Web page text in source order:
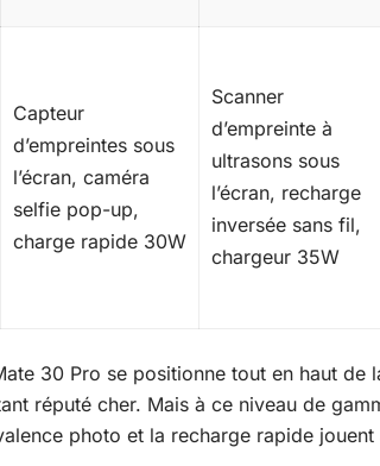
Capteur
d’empreintes sous
l’écran, caméra
selfie pop-up,
charge rapide 30W
Scanner
d’empreinte à
ultrasons sous
l’écran, recharge
inversée sans fil,
chargeur 35W
30 Pro se positionne tout en haut de
réputé cher. Mais à ce niveau de
photo et la recharge rapide jouent